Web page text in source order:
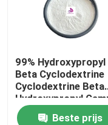
99% Hydroxypropyl
Beta Cyclodextrine
Cyclodextrine Beta
Hydroxypropyl
Cyclodextrine
Beste prijs